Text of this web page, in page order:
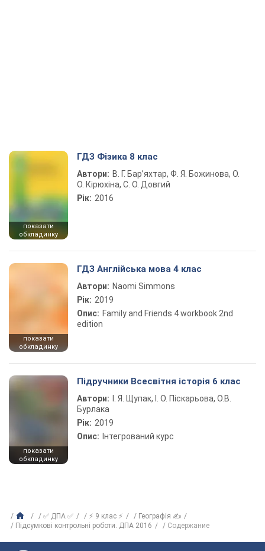
показати
обкладинку
ГДЗ Фізика 8 клас
Автори: В. Г. Бар’яхтар, Ф. Я. Божинова, О.
О. Кірюхіна, С. О. Довгий
Рік: 2016
показати
обкладинку
ГДЗ Англійська мова 4 клас
Автори: Naomi Simmons
Рік: 2019
Опис: Family and Friends 4 workbook 2nd
edition
показати
обкладинку
Підручники Всесвітня історія 6 клас
Автори:
І. Я. Щупак, І. О. Піскарьова, О.В.
Бурлака
Рік: 2019
Опис: Інтегрований курс
✅ ДПА ✅ ⚡ 9 клас ⚡
Географія ✍
Підсумкові контрольні роботи. ДПА 2016
Содержание